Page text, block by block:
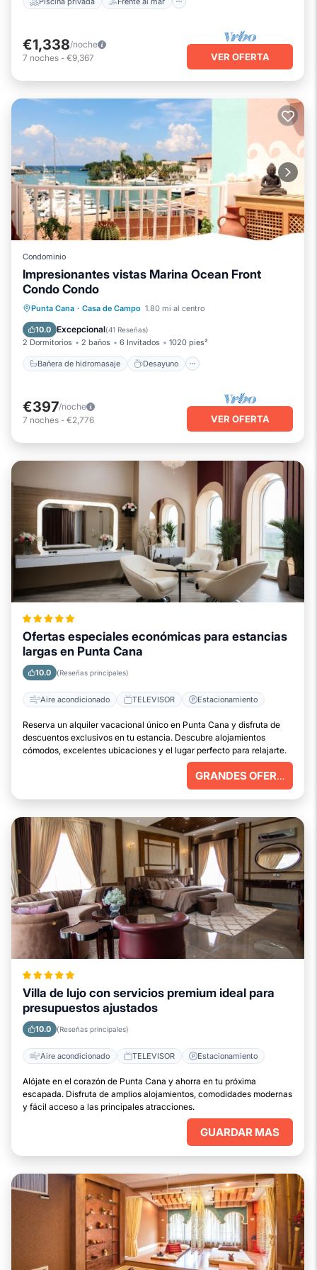
€1,338/noche
7 noches - €9,367 VER OFERTA
Condominio
Impresionantes vistas Marina Ocean Front
Condo Condo
Punta Cana · Casa de Campo 1.80 mi al centro
10.0 Excepcional(41 Reseñas)
2 Dormitorios 2 baños 6 Invitados 1020 pies²
Bañera de hidromasaje Desayuno
Bañera de hidromasaje
Desayuno
Aparcamiento
€397/noche
7 noches - €2,776 VER OFERTA
Ofertas especiales económicas para estancias
largas en Punta Cana
10.0 (Reseñas principales)
Aire acondicionado TELEVISOR Estacionamiento
Reserva un alquiler vacacional único en Punta Cana y disfruta de
descuentos exclusivos en tu estancia. Descubre alojamientos
cómodos, excelentes ubicaciones y el lugar perfecto para relajarte.
GRANDES OFERTAS
Villa de lujo con servicios premium ideal para
presupuestos ajustados
10.0 (Reseñas principales)
Aire acondicionado TELEVISOR Estacionamiento
Alójate en el corazón de Punta Cana y ahorra en tu próxima
escapada. Disfruta de amplios alojamientos, comodidades modernas
y fácil acceso a las principales atracciones.
GUARDAR MAS